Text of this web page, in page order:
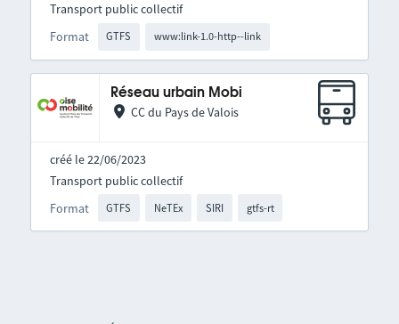
Format GTFS www:link-1.0-http--link
Transport public collectif
Réseau urbain Mobi
CC du Pays de Valois
créé le 22/06/2023
Format GTFS NeTEx SIRI gtfs-rt
Transport public collectif